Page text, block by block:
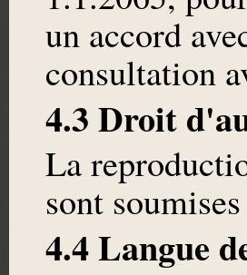
un accord
consultation
4.3 Droit
La
sont
4.4 Langue